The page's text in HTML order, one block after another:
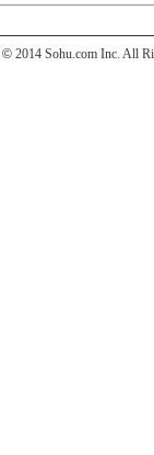
© 2014 Sohu.com Inc. All